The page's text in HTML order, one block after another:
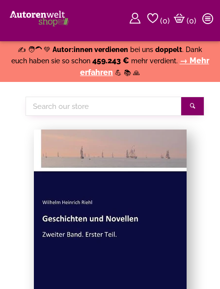
(0)
(0)
✍️ 🧑‍🦱 💚 Autor:innen verdienen bei uns doppelt. Dank
euch haben sie so schon 459.243 € mehr verdient. → Mehr
erfahren 💪 📚 🙏
Search
our